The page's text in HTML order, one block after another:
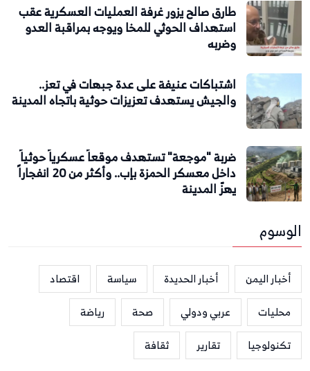
طارق صالح يزور غرفة العمليات العسكرية عقب
استهداف الحوثي للمخا ويوجه بمراقبة العدو
وضربه
اشتباكات عنيفة على عدة جبهات في تعز..
والجيش يستهدف تعزيزات حوثية باتجاه المدينة
ضربة "موجعة" تستهدف موقعاً عسكرياً حوثياً
داخل معسكر الحمزة بإب.. وأكثر من 20 انفجاراً
يهزّ المدينة
الوسوم
أخبار اليمن أخبار الحديدة سياسة
اقتصاد
محليات
عربي ودولي صحة
رياضة
تكنولوجيا
تقارير ثقافة